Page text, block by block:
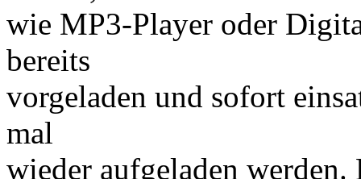
wie MP3-Player oder
bereits
vorgeladen und sofort
mal
wieder aufgeladen